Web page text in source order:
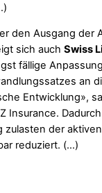
den Ausgang der
sich auch Swiss
fällige
an
Entwicklung»,
Insurance.
zulasten der
reduziert. (…)